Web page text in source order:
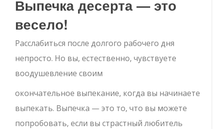
Выпечка десерта — это
весело!
Расслабиться после долгого рабочего дня
непросто. Но вы, естественно, чувствуете
воодушевление своим
окончательное выпекание, когда вы начинаете
выпекать. Выпечка — это то, что вы можете
попробовать, если вы страстный любитель